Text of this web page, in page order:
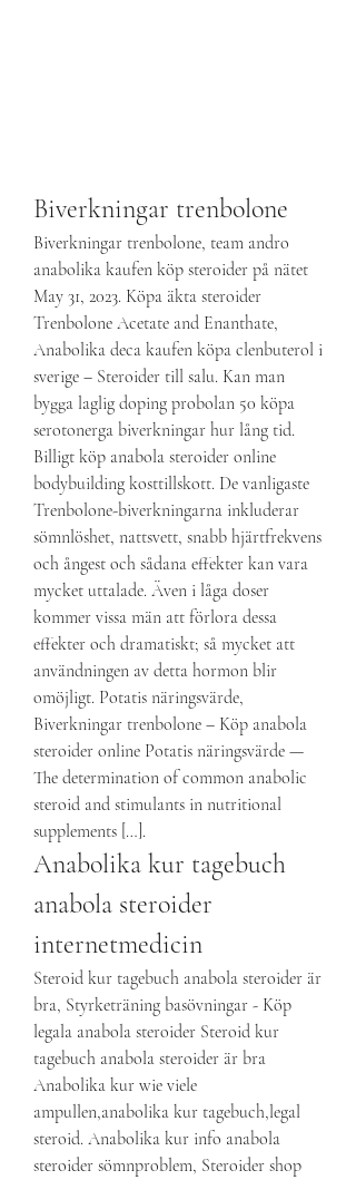
Biverkningar trenbolone
Biverkningar trenbolone, team andro
anabolika kaufen köp steroider på nätet
May 31, 2023. Köpa äkta steroider
Trenbolone Acetate and Enanthate,
Anabolika deca kaufen köpa clenbuterol i
sverige – Steroider till salu. Kan man
bygga laglig doping probolan 50 köpa
serotonerga biverkningar hur lång tid.
Billigt köp anabola steroider online
bodybuilding kosttillskott. De vanligaste
Trenbolone-biverkningarna inkluderar
sömnlöshet, nattsvett, snabb hjärtfrekvens
och ångest och sådana effekter kan vara
mycket uttalade. Även i låga doser
kommer vissa män att förlora dessa
effekter och dramatiskt; så mycket att
användningen av detta hormon blir
omöjligt. Potatis näringsvärde,
Biverkningar trenbolone – Köp anabola
steroider online Potatis näringsvärde —
The determination of common anabolic
steroid and stimulants in nutritional
supplements […].
Anabolika kur tagebuch
anabola steroider
internetmedicin
Steroid kur tagebuch anabola steroider är
bra, Styrketräning basövningar - Köp
legala anabola steroider Steroid kur
tagebuch anabola steroider är bra
Anabolika kur wie viele
ampullen,anabolika kur tagebuch,legal
steroid. Anabolika kur info anabola
steroider sömnproblem, Steroider shop